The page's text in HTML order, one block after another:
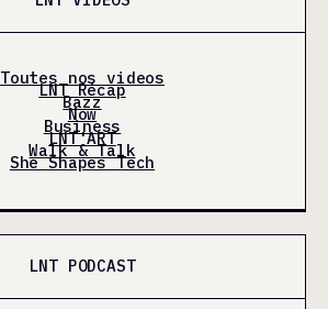
Toutes nos videos
LNT Récap
Bazz
Now
Business
LNT'ART
Walk & Talk
She Shapes Tech
LNT PODCAST